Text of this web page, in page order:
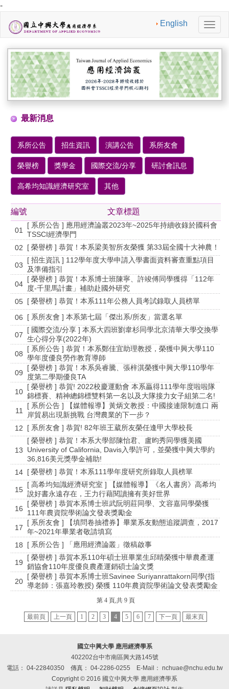
-
English
切
換
導
航
最新消息
系所公告 招生資訊 演講公告 系所友會
榮譽榜 獎學金 國際交流/分享 研討會訊息
高希均知識經濟研究室 其他
編號 文章標題
01
[ 系所公告 ] 應用經濟論叢2023年~2025年持續收錄於國科會
TSSCI經濟學門
02
[ 榮譽榜 ] 恭賀！本系梁美智所友榮獲 第33屆全國十大神農！
03
[ 招生資訊 ] 112學年度大學申請入學書面資料審查重點項目
及準備指引
04
[ 榮譽榜 ] 恭賀！本系博士班陳寧、許竣傅同學獲得「112年
度-千里馬計畫」補助赴國外研究
05 [ 榮譽榜 ] 恭賀！本系111年公務人員考試錄取人員榜單
06
[ 系所友會 ] 本系第七屆「傑出系/所友」當選名單
07
[ 國際交流/分享 ] 本系大四班劉韋杉同學北京清華大學交換學
生心得分享(2022年)
08
[ 系所公告 ] 恭賀！本系鄭佳宜助理教授，榮獲中興大學110
學年度優良勞作教育導師
09
[ 榮譽榜 ] 恭賀！本系吳睿騰、張梓淇榮獲中興大學110學年
度第二學期優良TA
10
[ 榮譽榜 ] 恭賀! 2022校慶運動會 本系贏得111學年度啦啦隊
錦標賽、精神總錦標雙料第一名以及大隊接力女子組第二名!
11
[ 系所公告 ] 【媒體報導】黃炳文教授：中國接連限制進口 兩
岸貿易出現新挑戰 台灣農業的下一步？
12
[ 系所友會 ] 恭賀! 82年班王葳所友榮任逢甲大學校長
13
[ 榮譽榜 ] 恭賀！本系大學部陳怡君、盧昀秀同學獲美國
University of California, Davis入學許可，並榮獲中興大學約
36,816美元獎學金補助!
14 [ 榮譽榜 ] 恭賀！本系111學年度研究所錄取人員榜單
15
[ 高希均知識經濟研究室 ] 【媒體報導】《名人書房》高希均
說好書永遠存在，王力行藉閱讀擁有美好世界
16
[ 榮譽榜 ] 恭賀本系博士班武阮明莊同學、文容嘉同學榮獲
111年農資院學術論文發表獎勵金
17
[ 系所友會 ] 【填問卷抽禮券】畢業系友動態追蹤調查，2017
年~2021年畢業者敬請填寫
18
[ 系所公告 ] 「應用經濟論叢」徵稿啟事
19
[ 榮譽榜 ] 恭賀本系110年碩士班畢業生邱晴榮獲中華農產運
銷協會110年度優良農產運銷碩士論文獎
20
[ 榮譽榜 ] 恭賀本系博士班Savinee Suriyanrattakorn同學(指
導老師：張嘉玲教授) 榮獲 110年農資院學術論文發表獎勵金
第 4 頁,共 9 頁
最前頁 上一頁 1 2 3 4 5 6 7 下一頁 最末頁
國立中興大學 應用經濟學系
402202台中市南區興大路145號
電話： 04-22840350
傳真： 04-2286-0255
E-Mail： nchuae@nchu.edu.tw
Copyright © 2016 國立中興大學 應用經濟學系